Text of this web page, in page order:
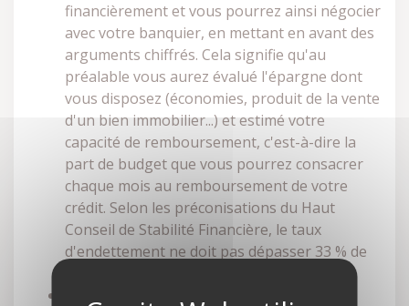
financièrement et vous pourrez ainsi négocier
avec votre banquier, en mettant en avant des
arguments chiffrés. Cela signifie qu'au
préalable vous aurez évalué l'épargne dont
vous disposez (économies, produit de la vente
d'un bien immobilier...) et estimé votre
capacité de remboursement, c'est-à-dire la
part de budget que vous pourrez consacrer
chaque mois au remboursement de votre
crédit. Selon les préconisations du Haut
Conseil de Stabilité Financière, le taux
d'endettement ne doit pas dépasser 33 % de